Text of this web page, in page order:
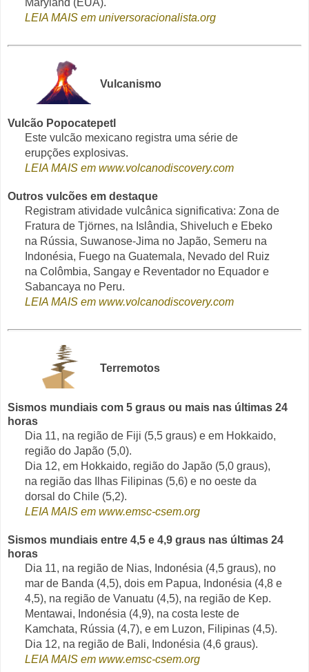
Maryland (EUA).
LEIA MAIS em universoracionalista.org
Vulcanismo
Vulcão Popocatepetl
Este vulcão mexicano registra uma série de
erupções explosivas.
LEIA MAIS em www.volcanodiscovery.com
Outros vulcões em destaque
Registram atividade vulcânica significativa: Zona de
Fratura de Tjörnes, na Islândia, Shiveluch e Ebeko
na Rússia, Suwanose-Jima no Japão, Semeru na
Indonésia, Fuego na Guatemala, Nevado del Ruiz
na Colômbia, Sangay e Reventador no Equador e
Sabancaya no Peru.
LEIA MAIS em www.volcanodiscovery.com
Terremotos
Sismos mundiais com 5 graus ou mais nas últimas 24
horas
Dia 11, na região de Fiji (5,5 graus) e em Hokkaido,
região do Japão (5,0).
Dia 12, em Hokkaido, região do Japão (5,0 graus),
na região das Ilhas Filipinas (5,6) e no oeste da
dorsal do Chile (5,2).
LEIA MAIS em www.emsc-csem.org
Sismos mundiais entre 4,5 e 4,9 graus nas últimas 24
horas
Dia 11, na região de Nias, Indonésia (4,5 graus), no
mar de Banda (4,5), dois em Papua, Indonésia (4,8 e
4,5), na região de Vanuatu (4,5), na região de Kep.
Mentawai, Indonésia (4,9), na costa leste de
Kamchata, Rússia (4,7), e em Luzon, Filipinas (4,5).
Dia 12, na região de Bali, Indonésia (4,6 graus).
LEIA MAIS em www.emsc-csem.org